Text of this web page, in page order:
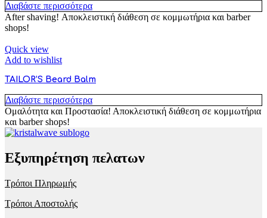
Διαβάστε περισσότερα
After shaving! Αποκλειστική διάθεση σε κομμωτήρια και barber
shops!
Quick view
Add to wishlist
TAILOR’S Beard Balm
Διαβάστε περισσότερα
Ομαλότητα και Προστασία! Αποκλειστική διάθεση σε κομμωτήρια
και barber shops!
Εξυπηρέτηση πελατων
Τρόποι Πληρωμής
Τρόποι Αποστολής